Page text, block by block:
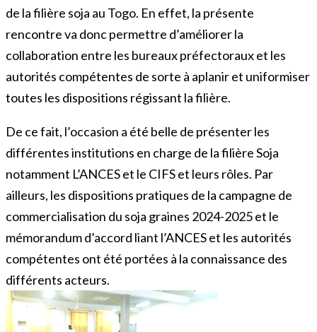
de la filière soja au Togo. En effet, la présente
rencontre va donc permettre d’améliorer la
collaboration entre les bureaux préfectoraux et les
autorités compétentes de sorte à aplanir et uniformiser
toutes les dispositions régissant la filière.
De ce fait, l’occasion a été belle de présenter les
différentes institutions en charge de la filière Soja
notamment L’ANCES et le CIFS et leurs rôles. Par
ailleurs, les dispositions pratiques de la campagne de
commercialisation du soja graines 2024-2025 et le
mémorandum d’accord liant l’ANCES et les autorités
compétentes ont été portées à la connaissance des
différents acteurs.